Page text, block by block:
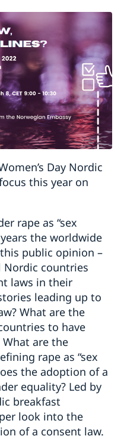
Day Nordic
this year on
rape as “sex
the worldwide
public opinion –
Nordic countries
laws in their
leading up to
What are the
to have
are the
rape as “sex
the adoption of a
equality? Led by
breakfast
look into the
of a consent law.